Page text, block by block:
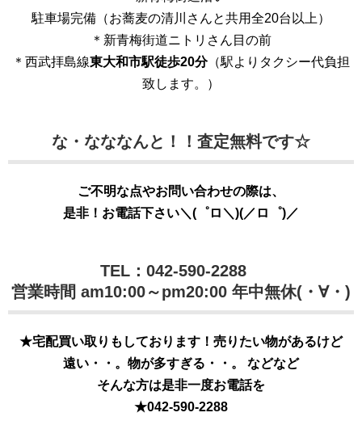
駐車場完備（お蕎麦の清川さんと共用全20台以上）
＊新青梅街道ニトリさん目の前
＊西武拝島線東大和市駅徒歩20分（駅よりタクシー代負担
致します。）
な・なななんと！！査定無料です☆
ご不明な点やお問い合わせの際は、
是非！お電話下さい＼(゜ロ＼)(／ロ゜)／
TEL：042-590-2288
営業時間 am10:00～pm20:00 年中無休(・∀・)
★宅配買い取りもしております！売りたい物があるけど
遠い・・。物が多すぎる・・。 などなど
そんな方は是非一度お電話を
★042-590-2288